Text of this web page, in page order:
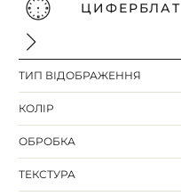
ЦИФЕРБЛАТ
ТИП ВІДОБРАЖЕННЯ
КОЛІР
ОБРОБКА
ТЕКСТУРА